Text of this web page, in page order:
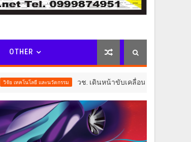
OTHER
วช. เดินหน้าขับเคลื่อน “รางวัลธัชชา” ยกย่องผู้สร้างคุณู